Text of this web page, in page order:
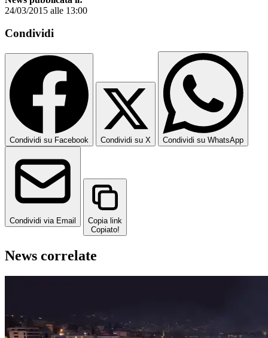
24/03/2015 alle 13:00
Condividi
Condividi su Facebook Condividi su X Condividi su WhatsApp
Condividi via Email
Copia link
Copiato!
News correlate